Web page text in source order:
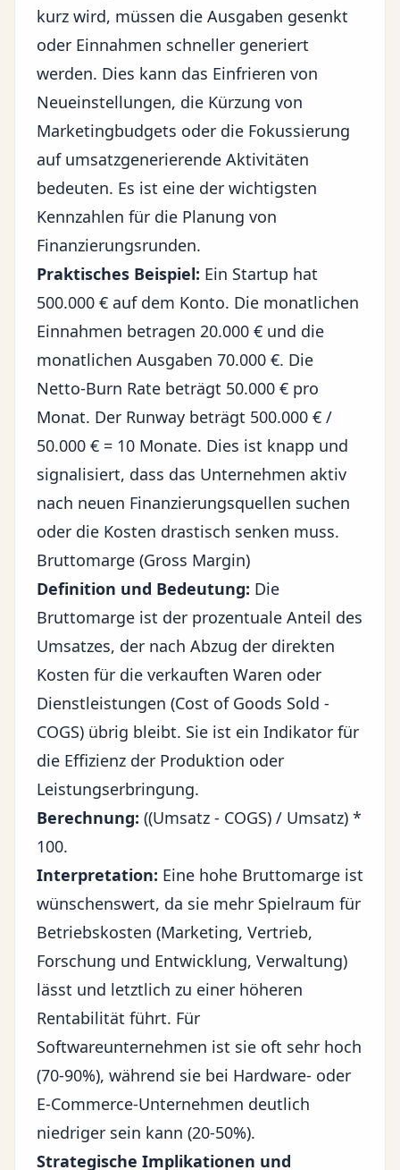
kurz wird, müssen die Ausgaben gesenkt
oder Einnahmen schneller generiert
werden. Dies kann das Einfrieren von
Neueinstellungen, die Kürzung von
Marketingbudgets oder die Fokussierung
auf umsatzgenerierende Aktivitäten
bedeuten. Es ist eine der wichtigsten
Kennzahlen für die Planung von
Finanzierungsrunden.
Praktisches Beispiel: Ein Startup hat
500.000 € auf dem Konto. Die monatlichen
Einnahmen betragen 20.000 € und die
monatlichen Ausgaben 70.000 €. Die
Netto-Burn Rate beträgt 50.000 € pro
Monat. Der Runway beträgt 500.000 € /
50.000 € = 10 Monate. Dies ist knapp und
signalisiert, dass das Unternehmen aktiv
nach neuen Finanzierungsquellen suchen
oder die Kosten drastisch senken muss.
Bruttomarge (Gross Margin)
Definition und Bedeutung: Die
Bruttomarge ist der prozentuale Anteil des
Umsatzes, der nach Abzug der direkten
Kosten für die verkauften Waren oder
Dienstleistungen (Cost of Goods Sold -
COGS) übrig bleibt. Sie ist ein Indikator für
die Effizienz der Produktion oder
Leistungserbringung.
Berechnung: ((Umsatz - COGS) / Umsatz) *
100.
Interpretation: Eine hohe Bruttomarge ist
wünschenswert, da sie mehr Spielraum für
Betriebskosten (Marketing, Vertrieb,
Forschung und Entwicklung, Verwaltung)
lässt und letztlich zu einer höheren
Rentabilität führt. Für
Softwareunternehmen ist sie oft sehr hoch
(70-90%), während sie bei Hardware- oder
E-Commerce-Unternehmen deutlich
niedriger sein kann (20-50%).
Strategische Implikationen und